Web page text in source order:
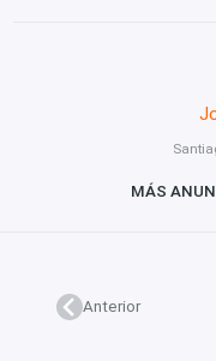
MÁS
Anterior